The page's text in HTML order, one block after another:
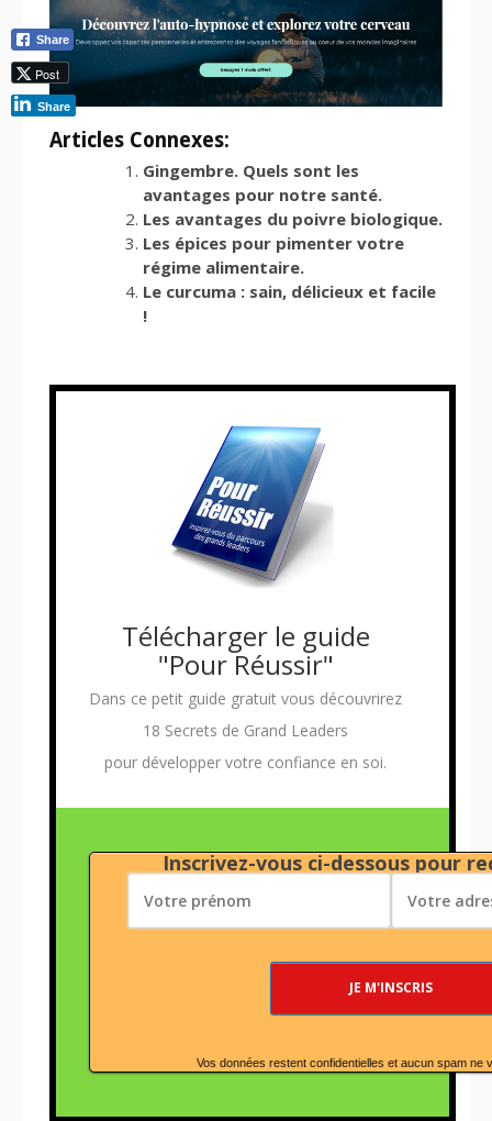
Articles Connexes:
Gingembre. Quels sont les
avantages pour notre santé.
Les avantages du poivre biologique.
Les épices pour pimenter votre
régime alimentaire.
Le curcuma : sain, délicieux et facile
!
Télécharger le guide
"Pour Réussir"
Dans ce petit guide gratuit vous découvrirez
18 Secrets de Grand Leaders
pour développer votre confiance en soi.
Inscrivez-vous ci-dessous pour
Vos données restent confidentielles et aucun spam ne
Share
Post
Share